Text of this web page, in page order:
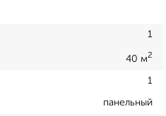
1
40 м2
1
панельный